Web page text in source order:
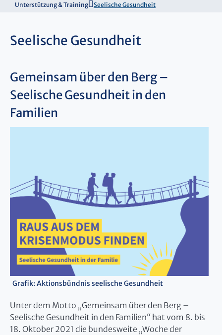
Unterstützung & Training
Seelische Gesundheit
Seelische Gesundheit
Gemeinsam über den Berg –
Seelische Gesundheit in den
Familien
Grafik: Aktionsbündnis seelische Gesundheit
Unter dem Motto „Gemeinsam über den Berg –
Seelische Gesundheit in den Familien“ hat vom 8. bis
18. Oktober 2021 die bundesweite „Woche der